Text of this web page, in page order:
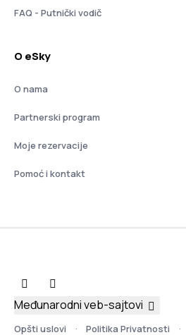
FAQ - Putnički vodič
O eSky
O nama
Partnerski program
Moje rezervacije
Pomoć i kontakt
Opšti uslovi Politika Privatnosti
Međunarodni veb-sajtovi